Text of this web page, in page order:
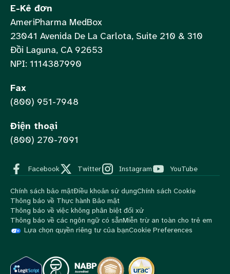
E-Kê đơn
AmeriPharma MedBox
23041 Avenida De La Carlota, Suite 210 & 310
Đồi Laguna, CA 92653
NPI: 1114387990
Fax
(800) 951-7948
Điện thoại
(800) 270-7091
Facebook Twitter Instagram YouTube
Chính sách bảo mậtĐiều khoản sử dụngChính sách Cookie
Thông báo về Thực hành Bảo mật
Thông báo về việc không phân biệt đối xử
Thông báo về các ngôn ngữ có sẵnMiễn trừ an toàn cho trẻ em
Lựa chọn quyền riêng tư của bạnCookie Preferences